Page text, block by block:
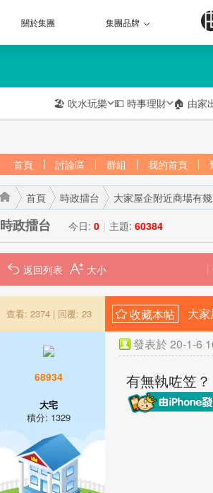
關於集團 集團品牌
🏖️ 吹水玩樂 💵 時事理財 🏠 由家
首頁 討論區 群組 我的首頁
首頁
›
時政擂台 大家屋企附近商場有
時政擂台 今日: 0 | 主題: 60384
返回列表
查看: 2374| 回覆: 23 大
68934
大宅
積分: 1329
發表於 20-1-6
有無執咗笠？